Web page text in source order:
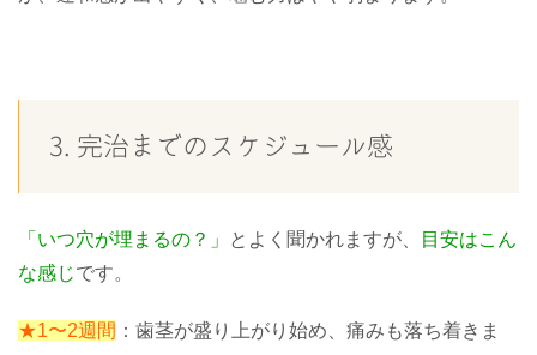
3. 完治までのスケジュール感
「いつ穴が埋まるの？」 とよく聞かれますが、
目安はこん
な感じです。
★1〜2週間 ：歯茎が盛り上がり始め、痛みも落ち着きま